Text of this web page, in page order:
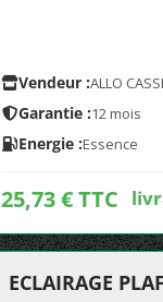
Vendeur :ALLO
Garantie :12 mois
Energie :Essence
25,73 € TTC
ECLAIRAGE